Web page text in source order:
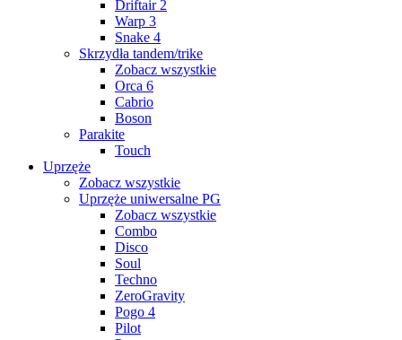
Driftair 2
Warp 3
Snake 4
Skrzydła tandem/trike
Zobacz wszystkie
Orca 6
Cabrio
Boson
Parakite
Touch
Uprzęże
Zobacz wszystkie
Uprzęże uniwersalne PG
Zobacz wszystkie
Combo
Disco
Soul
Techno
ZeroGravity
Pogo 4
Pilot